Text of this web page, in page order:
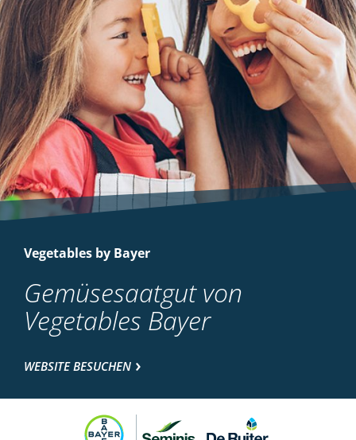
Vegetables by Bayer
Gemüsesaatgut von
Vegetables Bayer
WEBSITE BESUCHEN